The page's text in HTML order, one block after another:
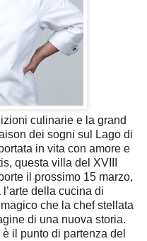
culinarie e la grand
dei sogni sul Lago di
in vita con amore e
questa villa del XVIII
il prossimo 15 marzo,
della cucina di
che la chef stellata
di una nuova storia.
il punto di partenza del